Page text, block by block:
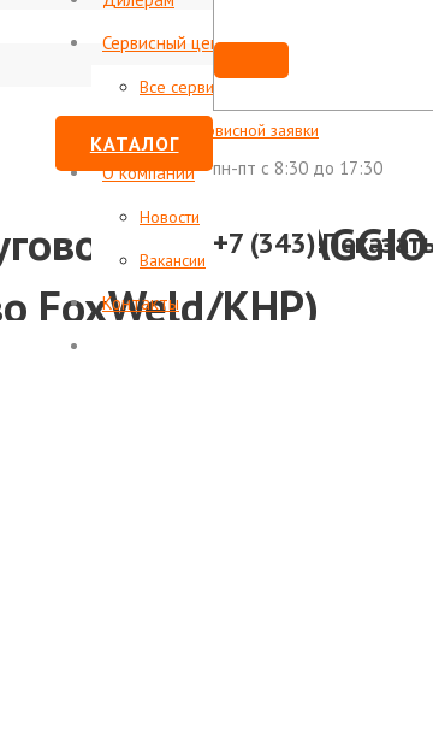
Сервисный центр
Все сервисные центры
Статус сервисной заявки
О компании
Новости
Вакансии
Контакты
КАТАЛОГ
пн-пт c 8:30 до 17:30
+7 (343)
сварки
FoxWeld/КНР)